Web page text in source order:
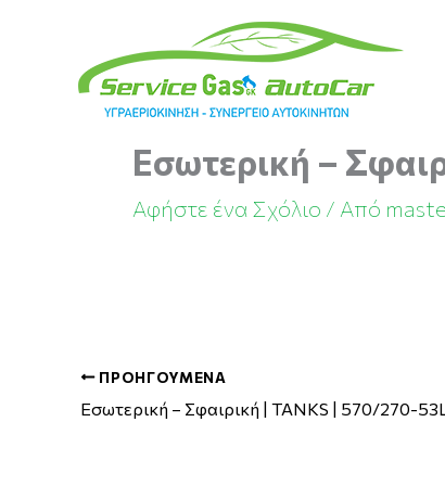
περιεχόμενο
Εσωτερική –
Αφήστε ένα Σχόλιο / Από
ΠΡΟΗΓΟΎΜΕΝΑ
Εσωτερική – Σφαιρική | TANKS | 570/270-